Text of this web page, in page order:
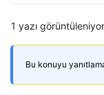
1 yazı
Bu konuyu